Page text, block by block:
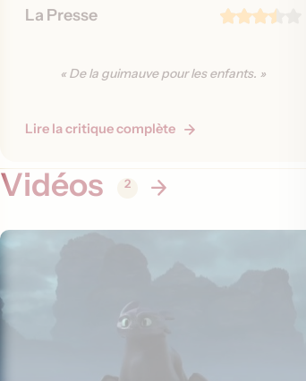
La Presse
« De la guimauve pour les enfants. »
Lire la critique complète
Vidéos 2